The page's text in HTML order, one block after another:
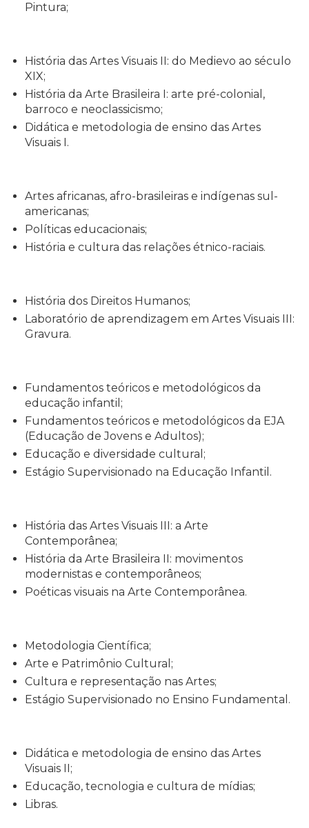
Pintura;
História das Artes Visuais II: do Medievo ao século
XIX;
História da Arte Brasileira I: arte pré-colonial,
barroco e neoclassicismo;
Didática e metodologia de ensino das Artes
Visuais I.
Artes africanas, afro-brasileiras e indígenas sul-
americanas;
Políticas educacionais;
História e cultura das relações étnico-raciais.
História dos Direitos Humanos;
Laboratório de aprendizagem em Artes Visuais III:
Gravura.
Fundamentos teóricos e metodológicos da
educação infantil;
Fundamentos teóricos e metodológicos da EJA
(Educação de Jovens e Adultos);
Educação e diversidade cultural;
Estágio Supervisionado na Educação Infantil.
História das Artes Visuais III: a Arte
Contemporânea;
História da Arte Brasileira II: movimentos
modernistas e contemporâneos;
Poéticas visuais na Arte Contemporânea.
Metodologia Científica;
Arte e Patrimônio Cultural;
Cultura e representação nas Artes;
Estágio Supervisionado no Ensino Fundamental.
Didática e metodologia de ensino das Artes
Visuais II;
Educação, tecnologia e cultura de mídias;
Libras.